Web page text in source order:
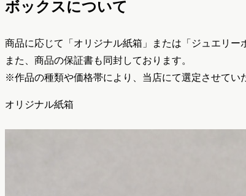
ボックスについて
商品に応じて「オリジナル紙箱」または「ジュエリー
また、商品の保証書も同封しております。
※作品の種類や価格帯により、当店にて選定させてい
オリジナル紙箱